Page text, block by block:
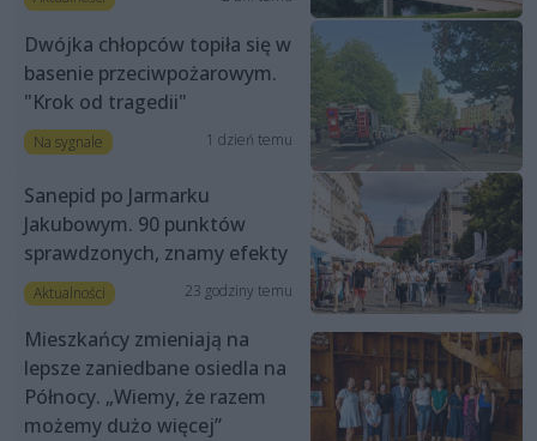
Dwójka chłopców topiła się w
basenie przeciwpożarowym.
"Krok od tragedii"
Na sygnale 1 dzień temu
Sanepid po Jarmarku
Jakubowym. 90 punktów
sprawdzonych, znamy efekty
Aktualności 23 godziny temu
Mieszkańcy zmieniają na
lepsze zaniedbane osiedla na
Północy. „Wiemy, że razem
możemy dużo więcej”